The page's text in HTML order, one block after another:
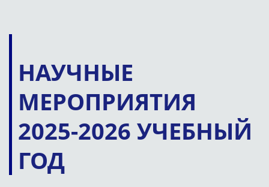
НАУЧНЫЕ
МЕРОПРИЯТИЯ
2025-2026 УЧЕБНЫЙ
ГОД